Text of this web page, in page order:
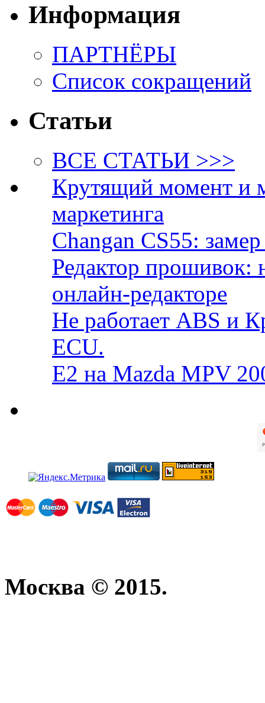
Информация
ПАРТНЁРЫ
Список сокращений
Статьи
ВСЕ СТАТЬИ >>>
Крутящий момент и
маркетинга
Changan CS55:
Редактор прошивок:
онлайн-редакторе
Не работает ABS и
ECU.
E2 на Mazda MPV
Москва © 2015.